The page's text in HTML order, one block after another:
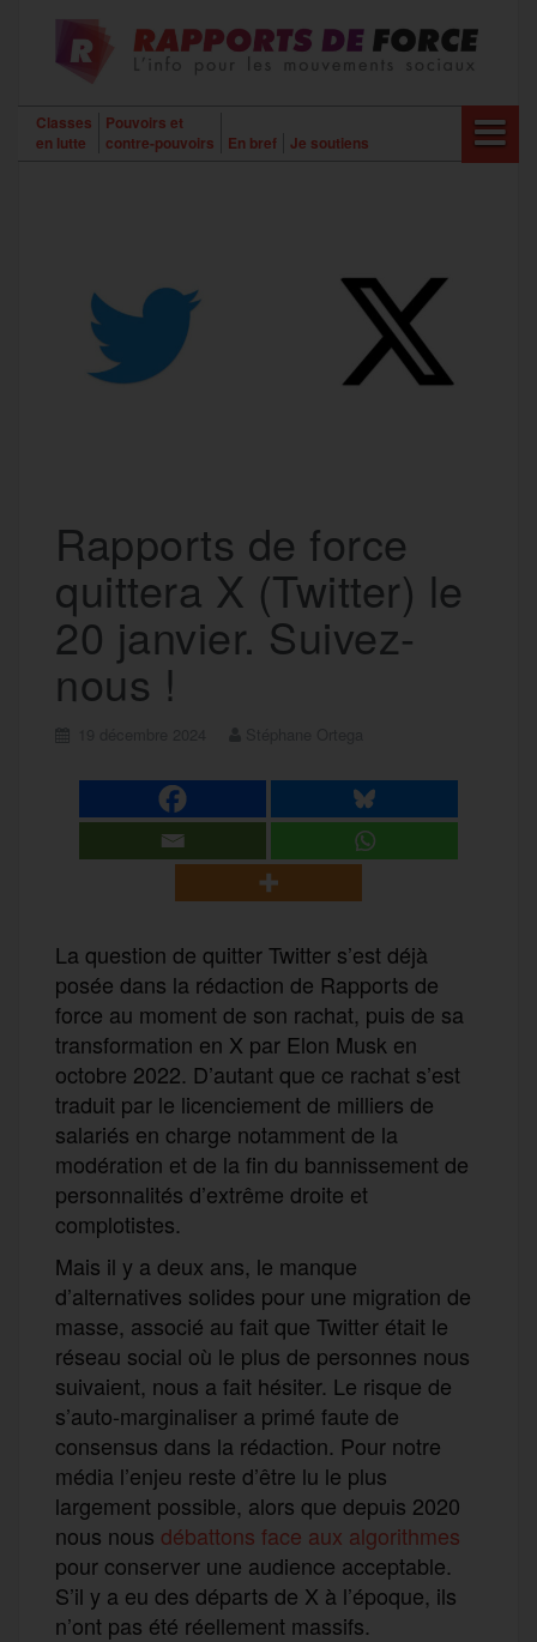
contenu
Classes
en lutte
Pouvoirs et
contre-pouvoirs
En bref Je soutiens
Rapports de force
quittera X (Twitter) le
20 janvier. Suivez-
nous !
La question de quitter Twitter s’est déjà
posée dans la rédaction de Rapports de
force au moment de son rachat, puis de sa
transformation en X par Elon Musk en
octobre 2022. D’autant que ce rachat s’est
traduit par le licenciement de milliers de
salariés en charge notamment de la
modération et de la fin du bannissement de
personnalités d’extrême droite et
complotistes.
Mais il y a deux ans, le manque
d’alternatives solides pour une migration de
masse, associé au fait que Twitter était le
réseau social où le plus de personnes nous
suivaient, nous a fait hésiter. Le risque de
s’auto-marginaliser a primé faute de
consensus dans la rédaction. Pour notre
média l’enjeu reste d’être lu le plus
largement possible, alors que depuis 2020
nous nous débattons face aux algorithmes
pour conserver une audience acceptable.
S’il y a eu des départs de X à l’époque, ils
n’ont pas été réellement massifs.